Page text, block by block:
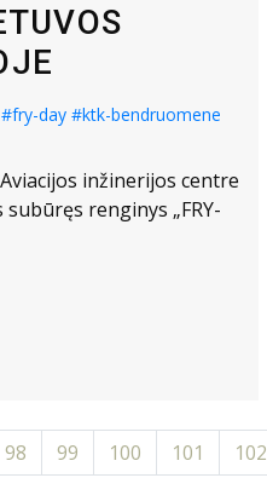
#fry-day #ktk-bendruomene
inžinerijos centre
renginys „FRY-
98 99 100 101 102